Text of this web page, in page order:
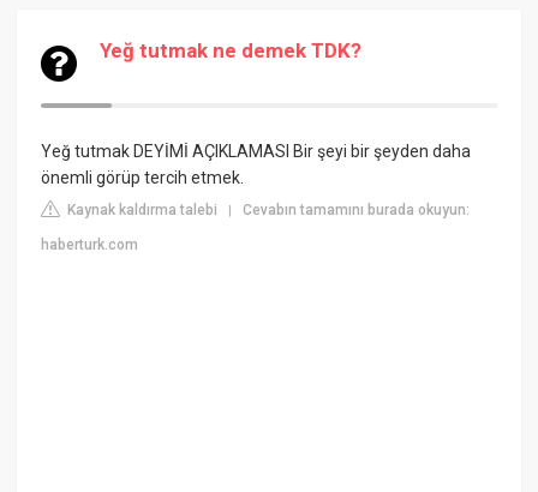
Yeğ tutmak ne demek TDK?
Yeğ tutmak DEYİMİ AÇIKLAMASI Bir şeyi bir şeyden daha
önemli görüp tercih etmek.
Kaynak kaldırma talebi |Cevabın tamamını burada okuyun:
haberturk.com